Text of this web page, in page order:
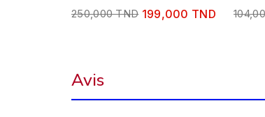
250,000 TND 199,000 TND
Avis